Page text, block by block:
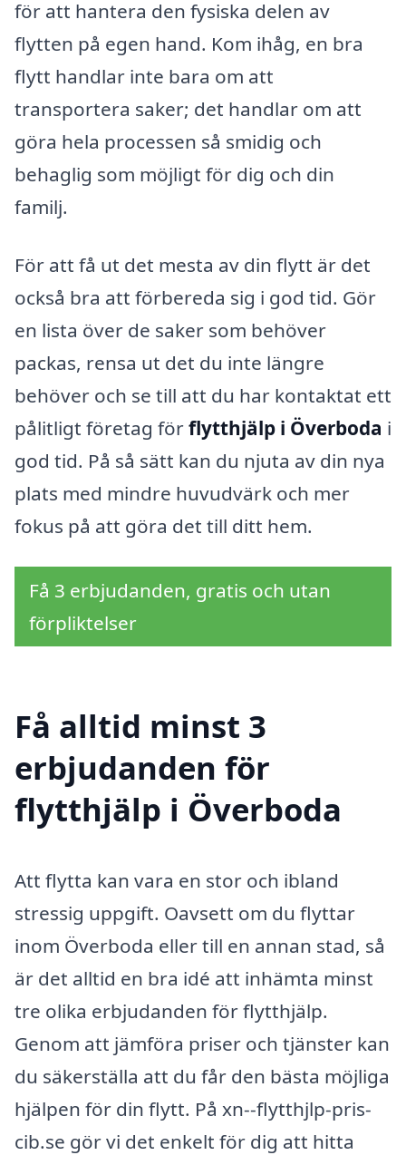
för att hantera den fysiska delen av
flytten på egen hand. Kom ihåg, en bra
flytt handlar inte bara om att
transportera saker; det handlar om att
göra hela processen så smidig och
behaglig som möjligt för dig och din
familj.
För att få ut det mesta av din flytt är det
också bra att förbereda sig i god tid. Gör
en lista över de saker som behöver
packas, rensa ut det du inte längre
behöver och se till att du har kontaktat ett
pålitligt företag förflytthjälp i Överboda i
god tid. På så sätt kan du njuta av din nya
plats med mindre huvudvärk och mer
fokus på att göra det till ditt hem.
Få 3 erbjudanden, gratis och utan
förpliktelser
Få alltid minst 3
erbjudanden för
flytthjälp i Överboda
Att flytta kan vara en stor och ibland
stressig uppgift. Oavsett om du flyttar
inom Överboda eller till en annan stad, så
är det alltid en bra idé att inhämta minst
tre olika erbjudanden för flytthjälp.
Genom att jämföra priser och tjänster kan
du säkerställa att du får den bästa möjliga
hjälpen för din flytt. På xn--flytthjlp-pris-
cib.se gör vi det enkelt för dig att hitta